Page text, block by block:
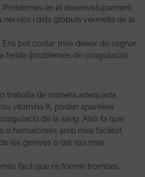
Problemes en el desenvolupament
nerviós i dels glòbuls vermells de la
Ens pot costar més deixar de sagnar
ferida (problemes de coagulació).
treballa de manera adequada,
vitamina K, poden aparèixer
de la sang. Això fa que:
o hematomes amb més facilitat.
les genives o del nas més
fàcil que es formin trombes.